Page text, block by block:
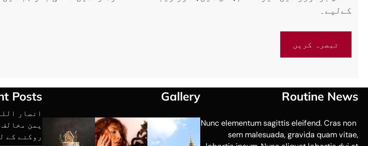
کےلیے۔
Routine News
Nunc elementum sagittis eleifend. Cras non
sem malesuada, gravida quam vitae,
Gallery
Posts
انصار
یمن
روکنے کے